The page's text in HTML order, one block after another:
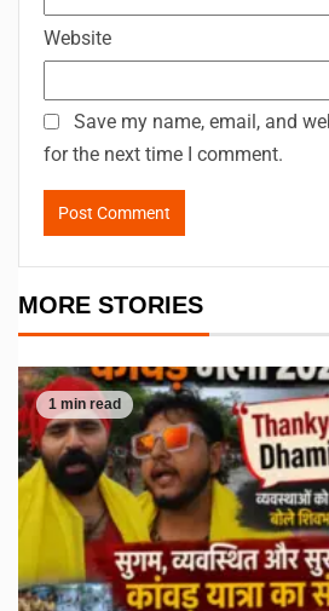
Website
Save my name, email, and
for the next time I comment.
MORE STORIES
1 min read